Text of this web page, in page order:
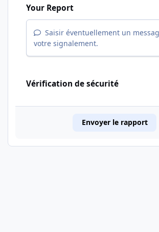
Your Report
Saisir éventuellement un
votre signalement.
Vérification de sécurité
Envoyer le rapport